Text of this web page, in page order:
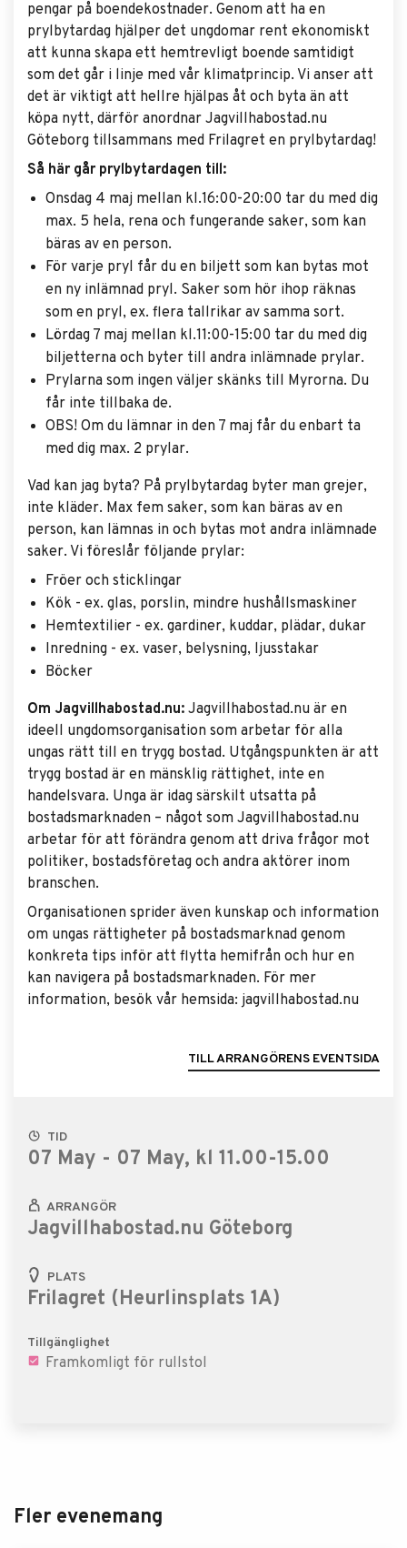
TID
07 May - 07 May, kl 11.00-15.00
ARRANGÖR
Jagvillhabostad.nu Göteborg
PLATS
Frilagret (Heurlinsplats 1A)
Tillgänglighet
Framkomligt för rullstol
pengar på boendekostnader. Genom att ha en
prylbytardag hjälper det ungdomar rent ekonomiskt
att kunna skapa ett hemtrevligt boende samtidigt
som det går i linje med vår klimatprincip. Vi anser att
det är viktigt att hellre hjälpas åt och byta än att
köpa nytt, därför anordnar Jagvillhabostad.nu
Göteborg tillsammans med Frilagret en prylbytardag!
Så här går prylbytardagen till:
Onsdag 4 maj mellan kl.16:00-20:00 tar du med dig
max. 5 hela, rena och fungerande saker, som kan
bäras av en person.
För varje pryl får du en biljett som kan bytas mot
en ny inlämnad pryl. Saker som hör ihop räknas
som en pryl, ex. flera tallrikar av samma sort.
Lördag 7 maj mellan kl.11:00-15:00 tar du med dig
biljetterna och byter till andra inlämnade prylar.
Prylarna som ingen väljer skänks till Myrorna. Du
får inte tillbaka de.
OBS! Om du lämnar in den 7 maj får du enbart ta
med dig max. 2 prylar.
Vad kan jag byta? På prylbytardag byter man grejer,
inte kläder. Max fem saker, som kan bäras av en
person, kan lämnas in och bytas mot andra inlämnade
saker. Vi föreslår följande prylar:
Fröer och sticklingar
Kök - ex. glas, porslin, mindre hushållsmaskiner
Hemtextilier - ex. gardiner, kuddar, plädar, dukar
Inredning - ex. vaser, belysning, ljusstakar
Böcker
Om Jagvillhabostad.nu: Jagvillhabostad.nu är en
ideell ungdomsorganisation som arbetar för alla
ungas rätt till en trygg bostad. Utgångspunkten är att
trygg bostad är en mänsklig rättighet, inte en
handelsvara. Unga är idag särskilt utsatta på
bostadsmarknaden – något som Jagvillhabostad.nu
arbetar för att förändra genom att driva frågor mot
politiker, bostadsföretag och andra aktörer inom
branschen.
Organisationen sprider även kunskap och information
om ungas rättigheter på bostadsmarknad genom
konkreta tips inför att flytta hemifrån och hur en
kan navigera på bostadsmarknaden. För mer
information, besök vår hemsida: jagvillhabostad.nu
TILL ARRANGÖRENS EVENTSIDA
Fler evenemang